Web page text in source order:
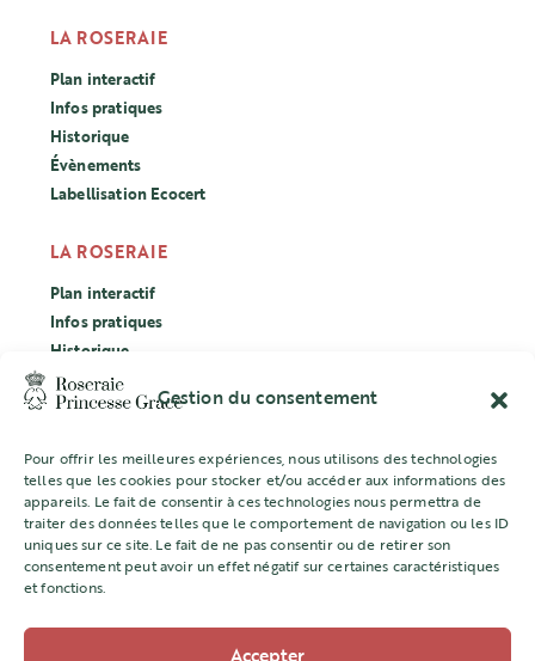
Gestion du consentement
Pour offrir les meilleures expériences, nous utilisons des technologies
telles que les cookies pour stocker et/ou accéder aux informations des
appareils. Le fait de consentir à ces technologies nous permettra de
traiter des données telles que le comportement de navigation ou les ID
uniques sur ce site. Le fait de ne pas consentir ou de retirer son
consentement peut avoir un effet négatif sur certaines caractéristiques
et fonctions.
Accepter
LA ROSERAIE
Plan interactif
Infos pratiques
Historique
Évènements
Labellisation Ecocert
LA ROSERAIE
Plan interactif
Infos pratiques
Historique
Évènements
Labellisation Ecocert
CONCOURS
L’ASSOCIATION
Mentions légales